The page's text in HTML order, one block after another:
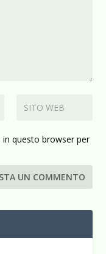
questo browser per